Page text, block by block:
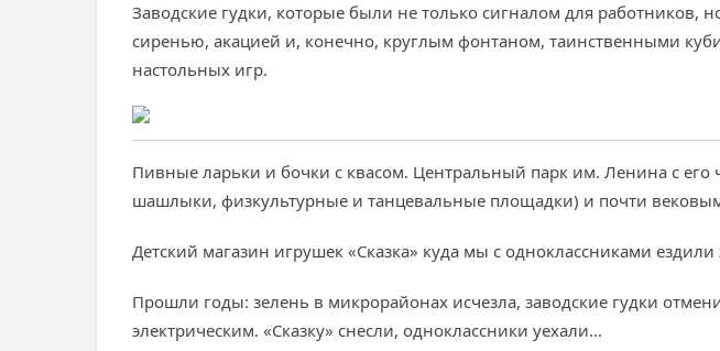
Заводские гудки, которые были не только сигналом для работников,
сиренью, акацией и, конечно, круглым фонтаном, таинственными
настольных игр.
Пивные ларьки и бочки с квасом. Центральный парк им. Ленина с его
шашлыки, физкультурные и танцевальные площадки) и почти
Детский магазин игрушек «Сказка» куда мы с одноклассниками
Прошли годы: зелень в микрорайонах исчезла, заводские гудки
электрическим. «Сказку» снесли, одноклассники уехали...